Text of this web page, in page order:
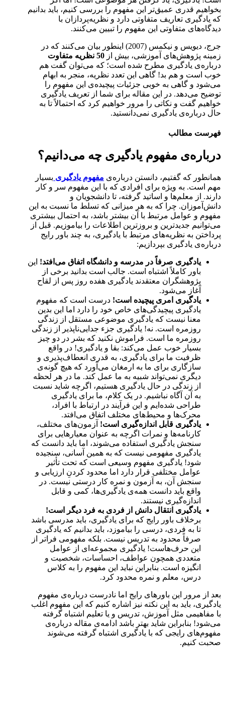
بخواهیم قدری عمیق‌تر این مفهوم را بررسی کنیم، باید بدانیم
که یادگیری تعاریف متفاوتی دارد و نظریه‌پردازان با
دیدگاه‌های متفاوتی این مفهوم را تبیین می‌کنند.
جرج، دیویس و نیکمس (2007) اینطور بیان می‌کنند که در
زمینه پژوهش‌های آموزشی، بیش از 50 نظریه متفاوت
درباره‌ی یادگیری مطرح شده است؛ که می‌توان گفت هم
خوب است و هم بد! گاهی این تعدد نظریه، منجر به ابهام
می‌شود و گاهی به خوبی جزئیات پیچیده‌ی این مفهوم را
توضیح می‌دهد. در این مقاله برای شما از تعریف یادگیری
خواهیم گفت و نکاتی را مرور خواهیم کرد که احتمالاً تا به
حال درباره‌ی یادگیری نمی‌دانستید.
فهرست مطالب
درباره‌ی مفهوم یادگیری چه می‌دانیم؟
همانطور که گفتیم، دانستن درباره‌ی مفهوم یادگیری بسیار
مهم است. به ویژه برای افرادی که با این مفهوم سر و کار
دارند. از معلم‌ها و اساتید گرفته، تا دانشجویان و
دانش‌آموزان. چرا که به هر میزانی که تسلط ما نسبت به این
مفهوم و عوامل مرتبط با آن بیشتر باشد، به احتمال بیشتری
می‌توانیم جدیدترین و بروزترین اطلاعات را بیاموزیم. قبل از
پرداختن به نظریه‌های مرتبط با یادگیری، به چند باور رایج
درباره‌ی یادگیری بپردازیم:
یادگیری صرفاً در مدرسه و دانشگاه اتفاق می‌افتد! این
باور کاملاً اشتباه است. جالب است بدانید برخی از
پژوهشگران معتقدند یادگیری هفده روز پس از لقاح
آغاز می‌شود.
یادگیری امری پیچیده است! درست است که مفهوم
یادگیری پیچیدگی‌های خاص خود را دارد اما این بدین
معنا نیست که یادگیری موضوعی مستقل از زندگی
روزمره است. نه! یادگیری جزء جدایی‌ناپذیر از زندگی
روزمره ما است. فراموش نکنید که بشر در دو چیز
بسیار خوب عمل می‌کند: بقا و یادگیری! در واقع
ظرفیت ما برای یادگیری، به قدری انعطاف‌پذیری و
سازگاری برای ما به ارمغان می‌آورد که هیچ گونه‌ی
دیگری نمی‌تواند شبیه به ما عمل کند. ما در هر لحظه
از زندگی در حال یادگیری هستیم، اگرچه شاید نسبت
به آن آگاه نباشیم. در یک کلام، ما برای یادگیری
طراحی شده‌ایم و این فرآیند در ارتباط با افراد،
محرک‌ها و محیط‌های مختلف اتفاق می‌افتد.
یادگیری قابل اندازه‌گیری است! آزمون‌های مختلف،
کارنامه‌ها و نمرات اگرچه به عنوان معیارهایی برای
سنجش یادگیری استفاده می‌شوند، اما باید دانست که
یادگیری مفهومی نیست که به همین آسانی، سنجیده
شود! یادگیری مفهوم وسیعی است که تحت تأثیر
عوامل مختلفی قرار دارد اما محدود کردنِ ارزیابی و
سنجش آن، به آزمون و نمره کار درستی نیست. در
واقع باید دانست همه‌ی یادگیری‌ها، کمی و قابل
اندازه‌گیری نیستند.
یادگیری انتقال دانش از فردی به فرد دیگر است!
برخلاف باور رایج که برای یادگیری، باید مدرسی باشد
تا به فردی، درسی را بیاموزد، باید بدانیم که یادگیری
صرفاً محدود به تدریس نیست. بلکه مفهومی فراتر از
این حرف‌هاست! یادگیری مجموعه‌ای از عوامل
متعددی همچون عواطف، احساسات، شخصیت و
انگیزه است. بنابراین نباید این مفهوم را به کلاس
درس، معلم و نمره محدود کرد.
بعد از مرور این باورهای رایج اما نادرست درباره‌ی مفهوم
یادگیری، باید به این نکته نیز اشاره کنیم که این مفهوم اغلب
با مفاهیمی مثل آموزش، تدریس و یا تعلیم اشتباه گرفته
می‌شود! بنابراین شاید بهتر باشد ادامه‌ی مقاله درباره‌ی
مفهوم‌های رایجی که با یادگیری اشتباه گرفته می‌شوند
صحبت کنیم.